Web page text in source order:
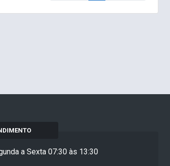
a Sexta 07:30 às 13:30